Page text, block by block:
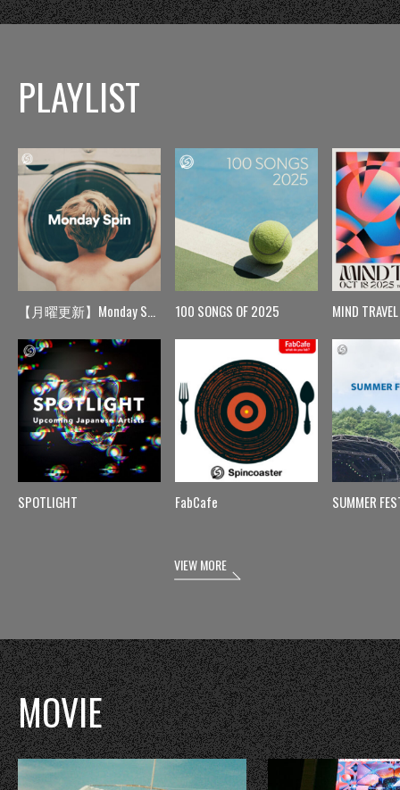
PLAYLIST
【月曜更新】Monday Spin
SPOTLIGHT
100 SONGS OF 2025
FabCafe
MIND TRAVEL
SUMMER
VIEW MORE
MOVIE